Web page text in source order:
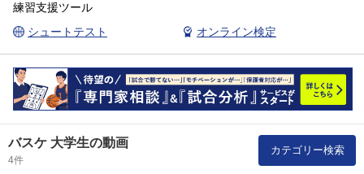
練習支援ツール
シュートテスト
オンライン検定
バスケ 大学生の動画
4件
カテゴリー検索